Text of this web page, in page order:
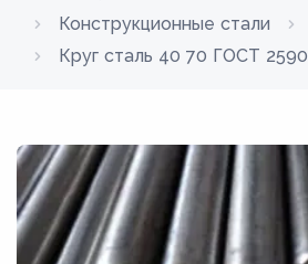
Конструкционные стали
Круг сталь 40 70 ГОСТ